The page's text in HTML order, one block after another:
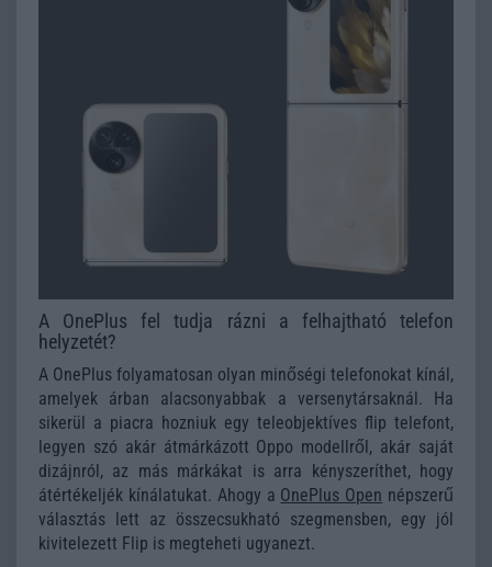
A OnePlus fel tudja rázni a felhajtható telefon
helyzetét?
A OnePlus folyamatosan olyan minőségi telefonokat kínál,
amelyek árban alacsonyabbak a versenytársaknál. Ha
sikerül a piacra hozniuk egy teleobjektíves flip telefont,
legyen szó akár átmárkázott Oppo modellről, akár saját
dizájnról, az más márkákat is arra kényszeríthet, hogy
átértékeljék kínálatukat. Ahogy a OnePlus Open népszerű
választás lett az összecsukható szegmensben, egy jól
kivitelezett Flip is megteheti ugyanezt.